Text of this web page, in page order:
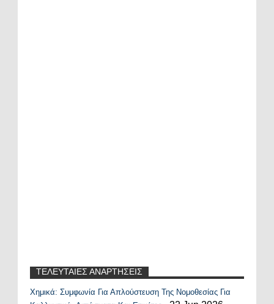
ΤΕΛΕΥΤΑΙΕΣ ΑΝΑΡΤΗΣΕΙΣ
Recent Posts Widget
Χημικά: Συμφωνία Για Απλούστευση Της Νομοθεσίας Για